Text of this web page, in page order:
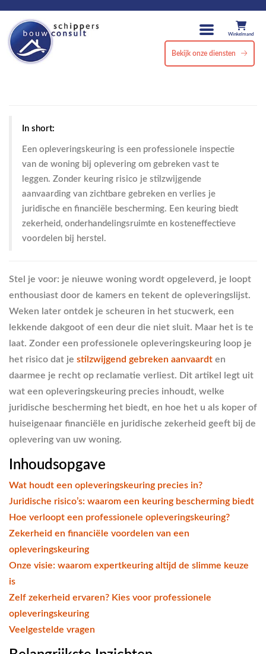
Winkelmand
Bekijk onze diensten
In short:
Een opleveringskeuring is een professionele inspectie
van de woning bij oplevering om gebreken vast te
leggen. Zonder keuring risico je stilzwijgende
aanvaarding van zichtbare gebreken en verlies je
juridische en financiële bescherming. Een keuring biedt
zekerheid, onderhandelingsruimte en kosteneffectieve
voordelen bij herstel.
Stel je voor: je nieuwe woning wordt opgeleverd, je loopt
enthousiast door de kamers en tekent de opleveringslijst.
Weken later ontdek je scheuren in het stucwerk, een
lekkende dakgoot of een deur die niet sluit. Maar het is te
laat. Zonder een professionele opleveringskeuring loop je
het risico dat je stilzwijgend gebreken aanvaardt en
daarmee je recht op reclamatie verliest. Dit artikel legt uit
wat een opleveringskeuring precies inhoudt, welke
juridische bescherming het biedt, en hoe het u als koper of
huiseigenaar financiële en juridische zekerheid geeft bij de
oplevering van uw woning.
Inhoudsopgave
Wat houdt een opleveringskeuring precies in?
Juridische risico’s: waarom een keuring bescherming biedt
Hoe verloopt een professionele opleveringskeuring?
Zekerheid en financiële voordelen van een
opleveringskeuring
Onze visie: waarom expertkeuring altijd de slimme keuze
is
Zelf zekerheid ervaren? Kies voor professionele
opleveringskeuring
Veelgestelde vragen